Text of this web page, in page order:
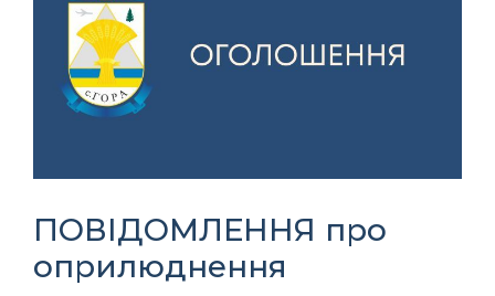
ПОВІДОМЛЕННЯ про
оприлюднення